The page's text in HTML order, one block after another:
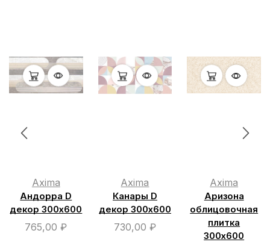
Axima
Андорра D
декор 300х600
765,00₽
Axima
Канары D
декор 300х600
730,00 ₽
Axima
Аризона
облицовочная
плитка
300х600